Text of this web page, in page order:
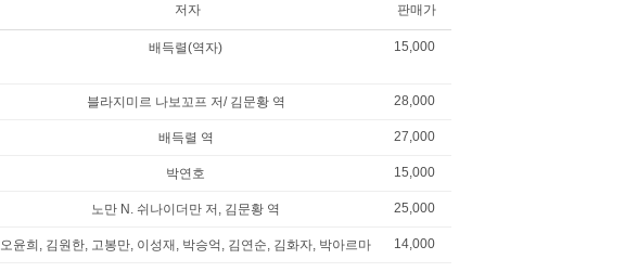
저자 판매가
배득렬(역자) 15,000
블라지미르 나보꼬프 저/ 김문황 역 28,000
배득렬 역 27,000
박연호 15,000
노만 N. 쉬나이더만 저, 김문황 역 25,000
오윤희, 김원한, 고봉만, 이성재, 박승억, 김연순, 김화자, 박아르마 14,000